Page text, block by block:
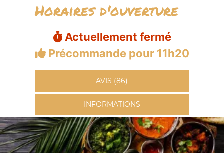
Horaires d'ouverture
Actuellement fermé
Précommande pour 11h20
AVIS (86)
INFORMATIONS